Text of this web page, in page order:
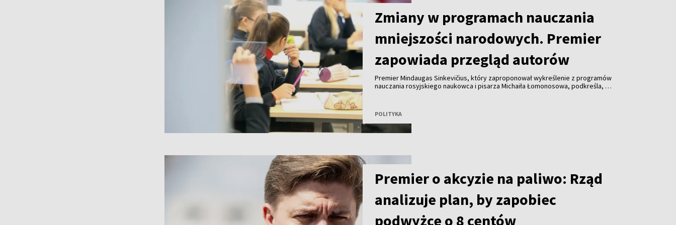
Zmiany w programach nauczania
mniejszości narodowych. Premier
zapowiada przegląd autorów
Premier Mindaugas Sinkevičius, który zaproponował wykreślenie z programów
nauczania rosyjskiego naukowca i pisarza Michaiła Łomonosowa, podkreśla, że
POLITYKA
Premier o akcyzie na paliwo: Rząd
analizuje plan, by zapobiec
podwyżce o 8 centów